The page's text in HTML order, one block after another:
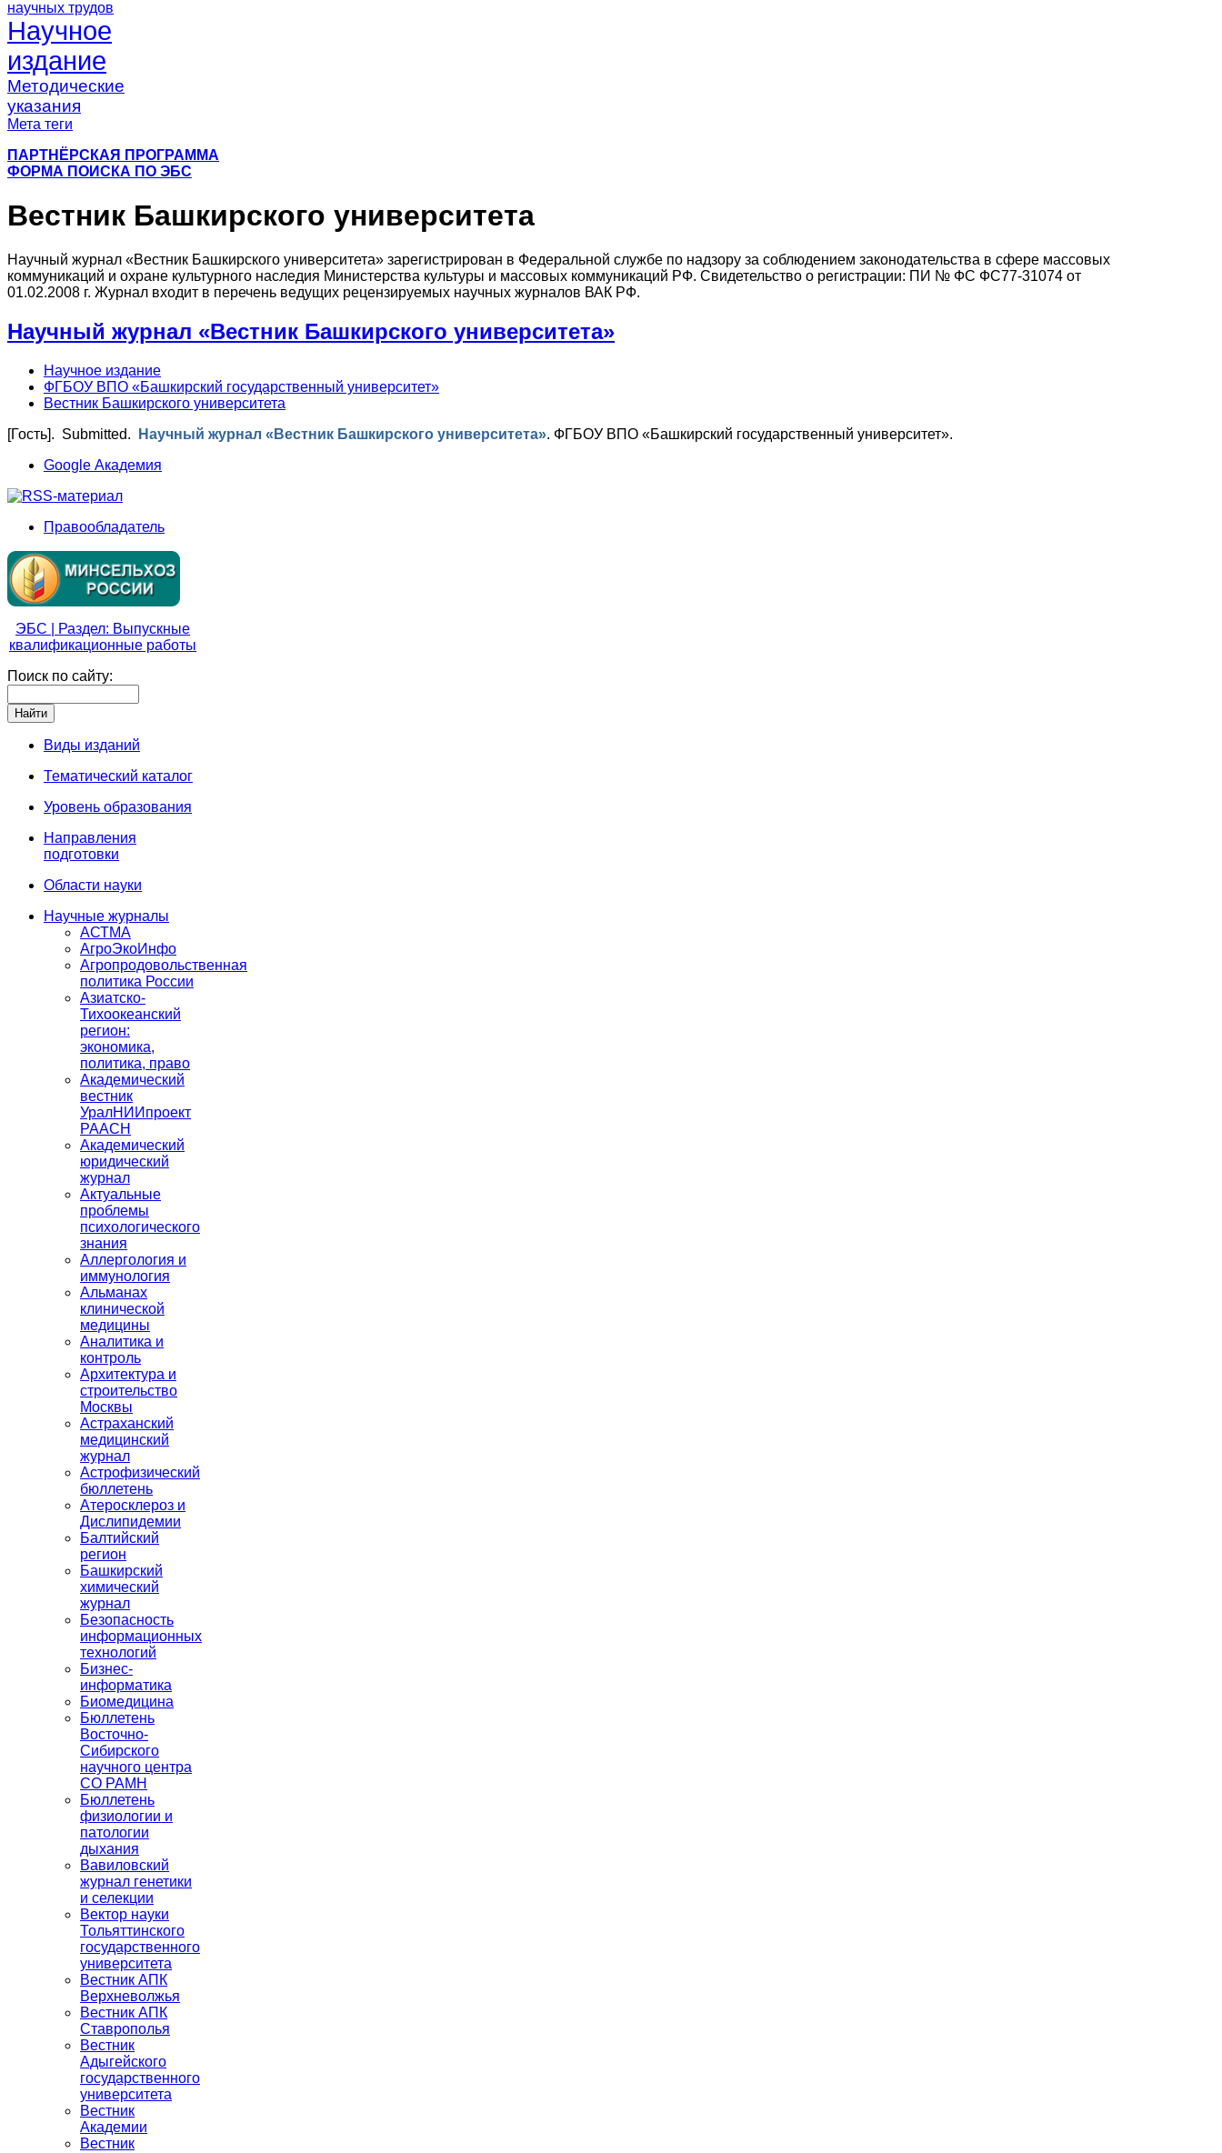
научных трудов
Научное
издание
Методические
указания
Мета теги
ПАРТНЁРСКАЯ ПРОГРАММА
ФОРМА ПОИСКА ПО ЭБС
Вестник Башкирского университета
Научный журнал «Вестник Башкирского университета» зарегистрирован в Федеральной службе по надзору за соблюдением законодательства в сфере массовых
коммуникаций и охране культурного наследия Министерства культуры и массовых коммуникаций РФ. Свидетельство о регистрации: ПИ № ФС ФС77-31074 от
01.02.2008 г. Журнал входит в перечень ведущих рецензируемых научных журналов ВАК РФ.
Научный журнал «Вестник Башкирского университета»
Научное издание
ФГБОУ ВПО «Башкирский государственный университет»
Вестник Башкирского университета
[Гость]. Submitted. Научный журнал «Вестник Башкирского университета». ФГБОУ ВПО «Башкирский государственный университет».
Google Академия
Правообладатель
ЭБС | Раздел: Выпускные
квалификационные работы
Поиск по сайту:
Виды изданий
Тематический каталог
Уровень образования
Направления
подготовки
Области науки
Научные журналы
АСТМА
АгроЭкоИнфо
Агропродовольственная
политика России
Азиатско-
Тихоокеанский
регион:
экономика,
политика, право
Академический
вестник
УралНИИпроект
РААСН
Академический
юридический
журнал
Актуальные
проблемы
психологического
знания
Аллергология и
иммунология
Альманах
клинической
медицины
Аналитика и
контроль
Архитектура и
строительство
Москвы
Астраханский
медицинский
журнал
Астрофизический
бюллетень
Атеросклероз и
Дислипидемии
Балтийский
регион
Башкирский
химический
журнал
Безопасность
информационных
технологий
Бизнес-
информатика
Биомедицина
Бюллетень
Восточно-
Сибирского
научного центра
СО РАМН
Бюллетень
физиологии и
патологии
дыхания
Вавиловский
журнал генетики
и селекции
Вектор науки
Тольяттинского
государственного
университета
Вестник АПК
Верхневолжья
Вестник АПК
Ставрополья
Вестник
Адыгейского
государственного
университета
Вестник
Академии
Вестник